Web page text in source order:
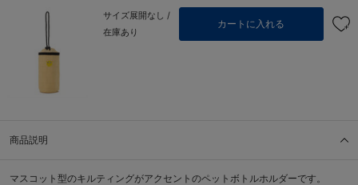
サイズ展開なし /
在庫あり
カートに入れる
商品説明
マスコット型のキルティングがアクセントのペットボトルホルダーです。